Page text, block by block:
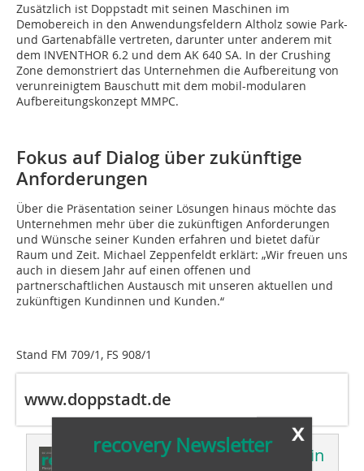
Zusätzlich ist Doppstadt mit seinen Maschinen im
Demobereich in den Anwendungsfeldern Altholz sowie Park-
und Gartenabfälle vertreten, darunter unter anderem mit
dem INVENTHOR 6.2 und dem AK 640 SA. In der Crushing
Zone demonstriert das Unternehmen die Aufbereitung von
verunreinigtem Bauschutt mit dem mobil-modularen
Aufbereitungskonzept MMPC.
Fokus auf Dialog über zukünftige
Anforderungen
Über die Präsentation seiner Lösungen hinaus möchte das
Unternehmen mehr über die zukünftigen Anforderungen
und Wünsche seiner Kunden erfahren und bietet dafür
Raum und Zeit. Michael Zeppenfeldt erklärt: „Wir freuen uns
auch in diesem Jahr auf einen offenen und
partnerschaftlichen Austausch mit unseren aktuellen und
zukünftigen Kundinnen und Kunden.“
Stand FM 709/1, FS 908/1
www.doppstadt.de
Dieser Artikel erschien in
x
recovery Newsletter